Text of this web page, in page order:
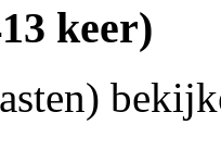
keer)